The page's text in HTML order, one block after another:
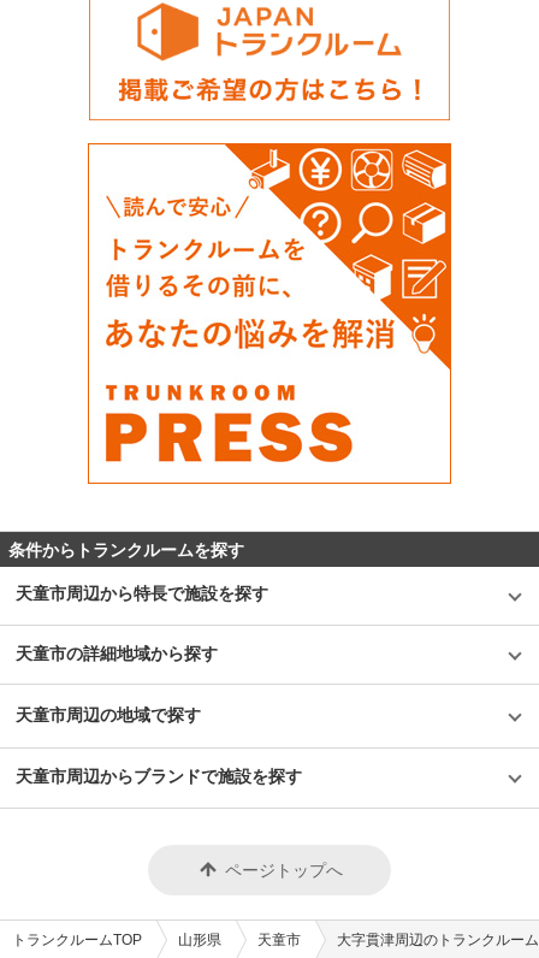
条件からトランクルームを探す
天童市周辺から特長で施設を探す
天童市の詳細地域から探す
天童市周辺の地域で探す
天童市周辺からブランドで施設を探す
ページトップへ
トランクルームTOP 山形県 天童市 大字貫津周辺のトランクルー